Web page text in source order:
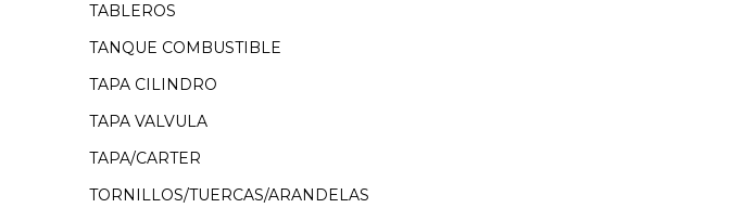
TABLEROS
TANQUE COMBUSTIBLE
TAPA CILINDRO
TAPA VALVULA
TAPA/CARTER
TORNILLOS/TUERCAS/ARANDELAS